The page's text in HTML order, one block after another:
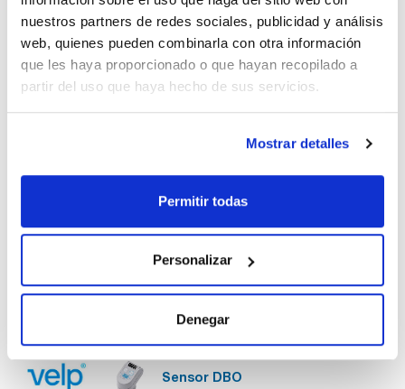
nuestros partners de redes sociales, publicidad y análisis
web, quienes pueden combinarla con otra información
que les haya proporcionado o que hayan recopilado a
partir del uso que haya hecho de sus servicios.
Mostrar detalles
Permitir todas
Personalizar
Denegar
Sistemas DQO
para DQO
Sistema de medición DBO BD 600
Sensor DBO